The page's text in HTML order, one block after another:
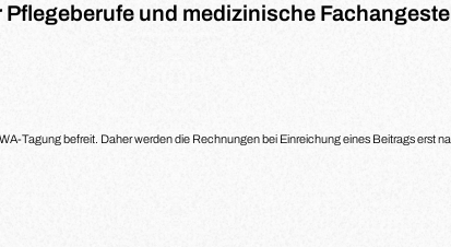
und medizinische
Tagung befreit. Daher werden die Rechnungen bei Einreichung eines Beitrags erst